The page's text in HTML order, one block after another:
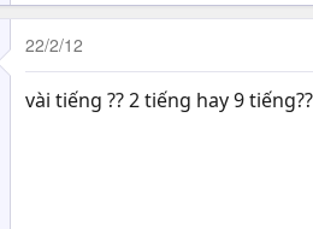
22/2/12
vài tiếng ?? 2 tiếng hay 9